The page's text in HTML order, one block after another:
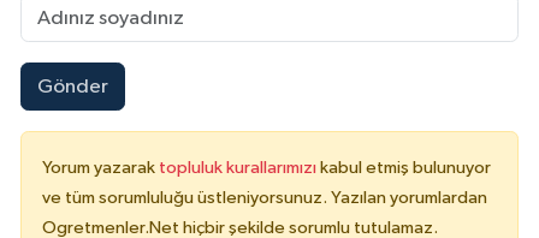
Gönder
Yorum yazarak topluluk kurallarımızı kabul etmiş bulunuyor
ve tüm sorumluluğu üstleniyorsunuz. Yazılan yorumlardan
Ogretmenler.Net hiçbir şekilde sorumlu tutulamaz.